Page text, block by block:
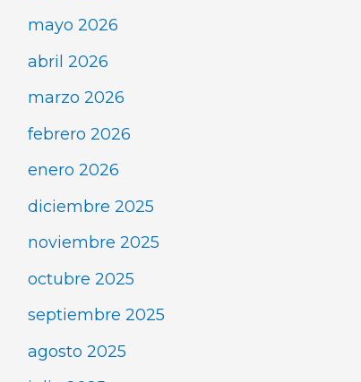
mayo 2026
abril 2026
marzo 2026
febrero 2026
enero 2026
diciembre 2025
noviembre 2025
octubre 2025
septiembre 2025
agosto 2025